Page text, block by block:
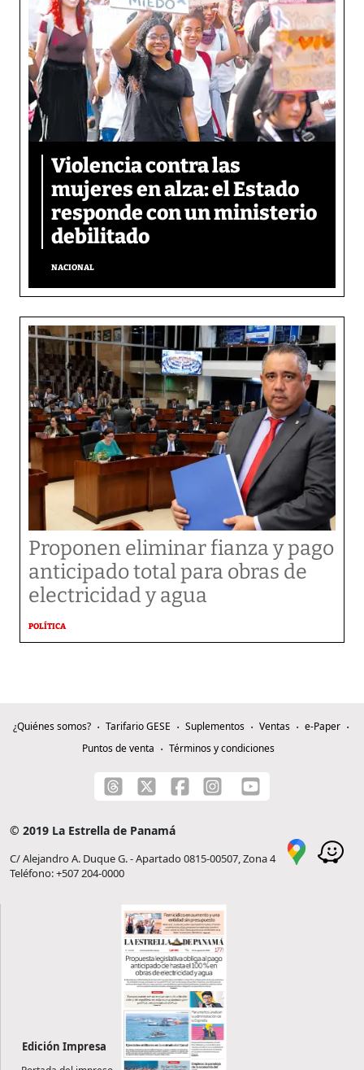
Violencia contra las
mujeres en alza: el Estado
responde con un ministerio
debilitado
NACIONAL
Proponen eliminar fianza y pago
anticipado total para obras de
electricidad y agua
POLÍTICA
¿Quiénes somos? Tarifario GESE Suplementos Ventas
e-Paper
Puntos de venta
Términos y condiciones
© 2019 La Estrella de Panamá
C/ Alejandro A. Duque G. - Apartado 0815-00507, Zona 4
Teléfono: +507 204-0000
Edición Impresa